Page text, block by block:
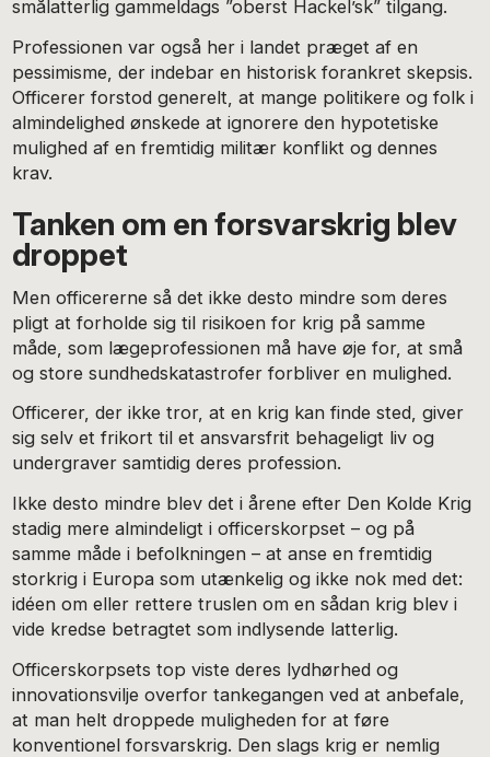
smålatterlig gammeldags ”oberst Hackel’sk” tilgang.
Professionen var også her i landet præget af en
pessimisme, der indebar en historisk forankret skepsis.
Officerer forstod generelt, at mange politikere og folk i
almindelighed ønskede at ignorere den hypotetiske
mulighed af en fremtidig militær konflikt og dennes
krav.
Tanken om en forsvarskrig blev
droppet
Men officererne så det ikke desto mindre som deres
pligt at forholde sig til risikoen for krig på samme
måde, som lægeprofessionen må have øje for, at små
og store sundhedskatastrofer forbliver en mulighed.
Officerer, der ikke tror, at en krig kan finde sted, giver
sig selv et frikort til et ansvarsfrit behageligt liv og
undergraver samtidig deres profession.
Ikke desto mindre blev det i årene efter Den Kolde Krig
stadig mere almindeligt i officerskorpset – og på
samme måde i befolkningen – at anse en fremtidig
storkrig i Europa som utænkelig og ikke nok med det:
idéen om eller rettere truslen om en sådan krig blev i
vide kredse betragtet som indlysende latterlig.
Officerskorpsets top viste deres lydhørhed og
innovationsvilje overfor tankegangen ved at anbefale,
at man helt droppede muligheden for at føre
konventionel forsvarskrig. Den slags krig er nemlig